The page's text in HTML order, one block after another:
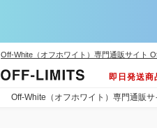
Off-White（オフホワイト）専門通販サイト
即日発送商
Off-White（オフホワイト）専門通販サ